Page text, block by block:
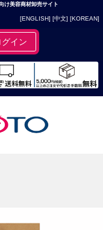
け美容商材卸売サイト
[ENGLISH] [中文] [KOREAN]
イン